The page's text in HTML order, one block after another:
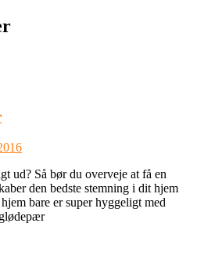
ud? Så bør du overveje at få en
den bedste stemning i dit hjem
bare er super hyggeligt med